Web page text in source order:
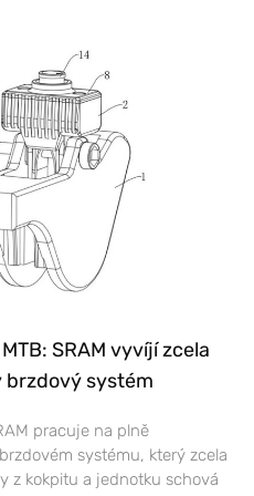
SRAM vyvíjí zcela
brzdový systém
pracuje na plně
systému, který zcela
z kokpitu a jednotku schová